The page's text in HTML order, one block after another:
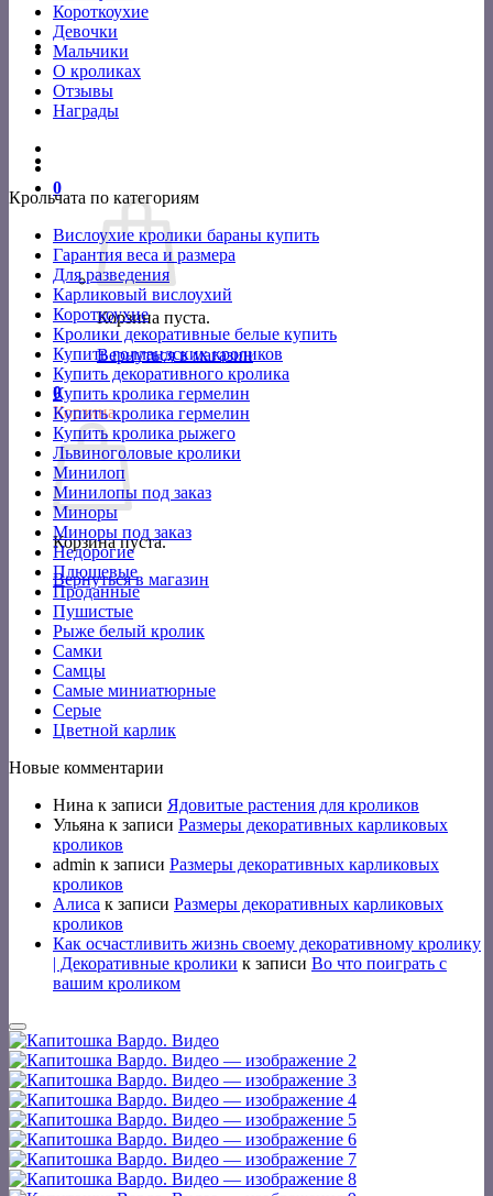
Короткоухие
Девочки
Мальчики
О кроликах
Отзывы
Награды
0
Корзина пуста.
Вернуться в магазин
0
Корзина
Корзина пуста.
Вернуться в магазин
Крольчата по категориям
Вислоухие кролики бараны купить
Гарантия веса и размера
Для разведения
Карликовый вислоухий
Короткоухие
Кролики декоративные белые купить
Купить голландских кроликов
Купить декоративного кролика
Купить кролика гермелин
Купить кролика гермелин
Купить кролика рыжего
Львиноголовые кролики
Минилоп
Минилопы под заказ
Миноры
Миноры под заказ
Недорогие
Плюшевые
Проданные
Пушистые
Рыже белый кролик
Самки
Самцы
Самые миниатюрные
Серые
Цветной карлик
Новые комментарии
Нина к записи Ядовитые растения для кроликов
Ульяна к записи Размеры декоративных карликовых
кроликов
admin к записи Размеры декоративных карликовых
кроликов
Алиса к записи Размеры декоративных карликовых
кроликов
Как осчастливить жизнь своему декоративному кролику
| Декоративные кролики к записи Во что поиграть с
вашим кроликом